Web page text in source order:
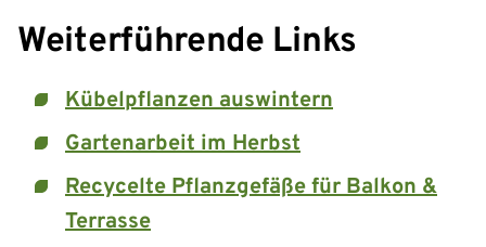
Weiterführende Links
Kübelpflanzen auswintern
Gartenarbeit im Herbst
Recycelte Pflanzgefäße für Balkon &
Terrasse